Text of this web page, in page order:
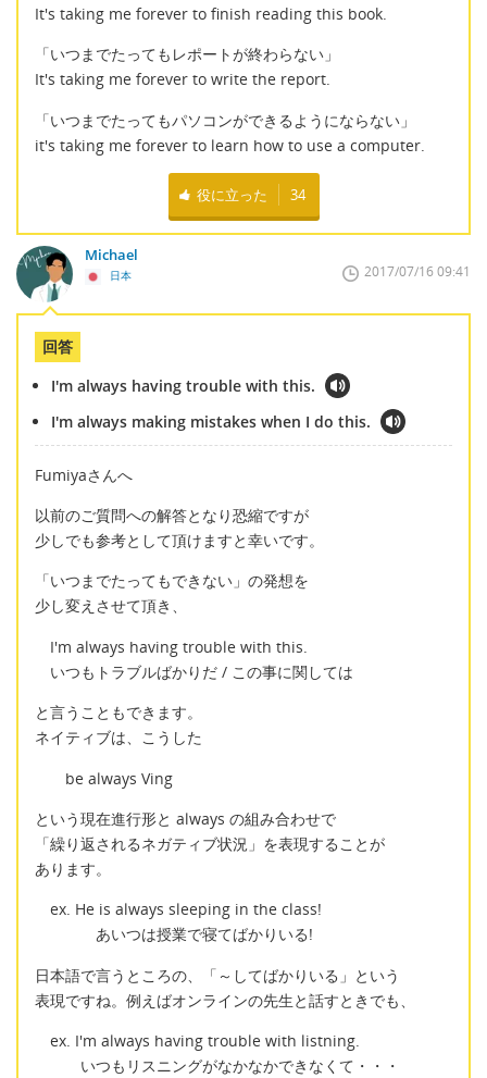
It's taking me forever to finish reading this book.
「いつまでたってもレポートが終わらない」
It's taking me forever to write the report.
「いつまでたってもパソコンができるようにならない」
it's taking me forever to learn how to use a computer.
役に立った 34
Michael
日本 2017/07/16 09:41
回答
I'm always having trouble with this.
I'm always making mistakes when I do this.
Fumiyaさんへ
以前のご質問への解答となり恐縮ですが
少しでも参考として頂けますと幸いです。
「いつまでたってもできない」の発想を
少し変えさせて頂き、
I'm always having trouble with this.
いつもトラブルばかりだ / この事に関しては
と言うこともできます。
ネイティブは、こうした
be always Ving
という現在進行形と always の組み合わせで
「繰り返されるネガティブ状況」を表現することが
あります。
ex. He is always sleeping in the class!
あいつは授業で寝てばかりいる!
日本語で言うところの、「～してばかりいる」という
表現ですね。例えばオンラインの先生と話すときでも、
ex. I'm always having trouble with listning.
いつもリスニングがなかなかできなくて・・・